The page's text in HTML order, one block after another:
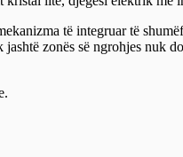
të integruar të
zonës së ngrohjes nuk